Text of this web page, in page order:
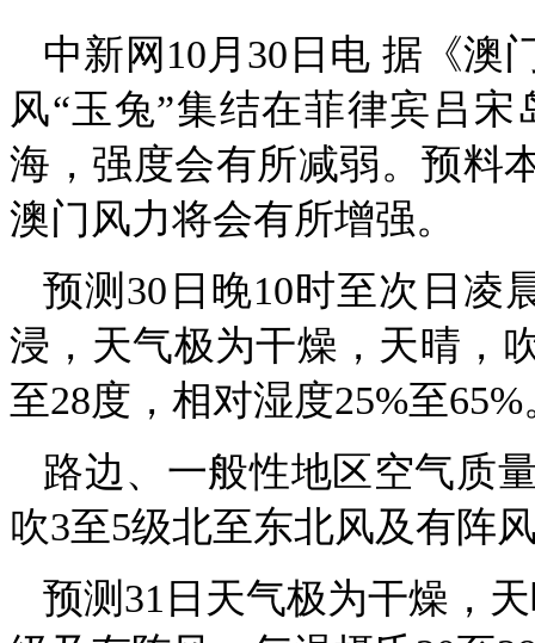
中新网10月30日电 据《澳
风“玉兔”集结在菲律宾吕
海，强度会有所减弱。预料
澳门风力将会有所增强。
预测30日晚10时至次日凌
浸，天气极为干燥，天晴，
至28度，相对湿度25%至65%
路边、一般性地区空气质
吹3至5级北至东北风及有阵
预测31日天气极为干燥，